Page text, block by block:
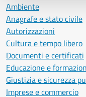
Ambiente
Anagrafe e stato civile
Autorizzazioni
Cultura e tempo libero
Documenti e certificati
Educazione e
Giustizia e sicurezza
Imprese e commercio